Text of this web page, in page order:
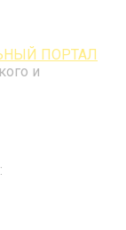
ПОРТАЛ
и